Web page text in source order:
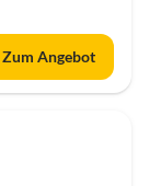
Zum Angebot